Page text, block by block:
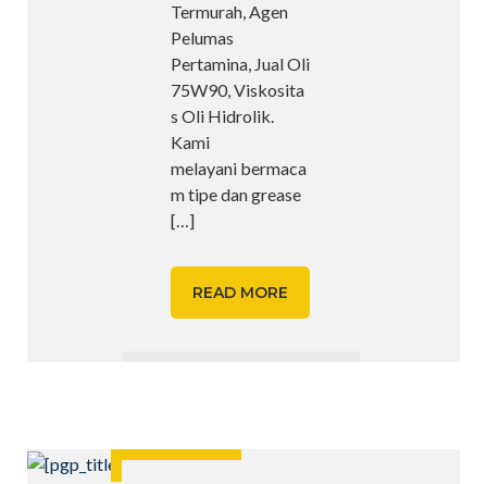
Termurah, Agen
Pelumas
Pertamina, Jual Oli
75W90, Viskosita
s Oli Hidrolik.
Kami
melayani bermaca
m tipe dan grease
[…]
READ MORE